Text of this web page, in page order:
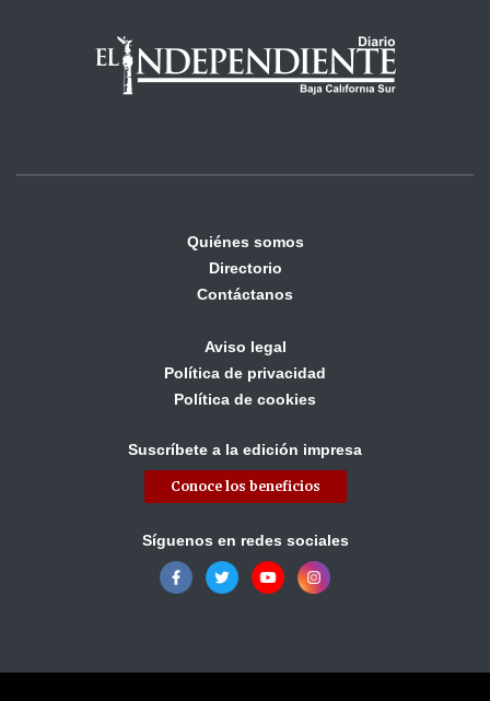
Quiénes somos
Directorio
Contáctanos
Aviso legal
Política de privacidad
Política de cookies
Suscríbete a la edición impresa
Conoce los beneficios
Síguenos en redes sociales